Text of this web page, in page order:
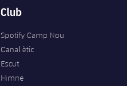
Club
Spotify Camp Nou
Canal ètic
Escut
Himne